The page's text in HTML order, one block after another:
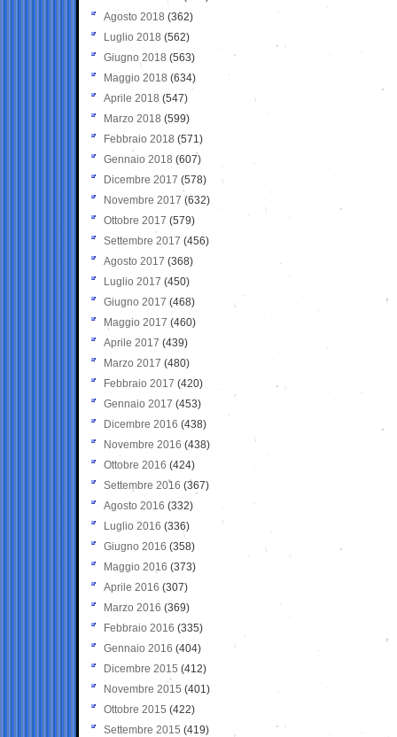
Agosto 2018 (362)
Luglio 2018 (562)
Giugno 2018 (563)
Maggio 2018 (634)
Aprile 2018 (547)
Marzo 2018 (599)
Febbraio 2018 (571)
Gennaio 2018 (607)
Dicembre 2017 (578)
Novembre 2017 (632)
Ottobre 2017 (579)
Settembre 2017 (456)
Agosto 2017 (368)
Luglio 2017 (450)
Giugno 2017 (468)
Maggio 2017 (460)
Aprile 2017 (439)
Marzo 2017 (480)
Febbraio 2017 (420)
Gennaio 2017 (453)
Dicembre 2016 (438)
Novembre 2016 (438)
Ottobre 2016 (424)
Settembre 2016 (367)
Agosto 2016 (332)
Luglio 2016 (336)
Giugno 2016 (358)
Maggio 2016 (373)
Aprile 2016 (307)
Marzo 2016 (369)
Febbraio 2016 (335)
Gennaio 2016 (404)
Dicembre 2015 (412)
Novembre 2015 (401)
Ottobre 2015 (422)
Settembre 2015 (419)